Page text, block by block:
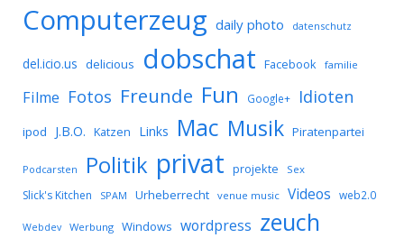
Computerzeug daily photo datenschutz
del.icio.us delicious dobschat Facebook familie
Filme Fotos Freunde Fun Google+ Idioten
ipod J.B.O. Katzen Links Mac Musik Piratenpartei
Podcarsten Politik privat projekte Sex
Slick's Kitchen SPAM Urheberrecht venue music Videos web2.0
Webdev Werbung Windows wordpress zeuch